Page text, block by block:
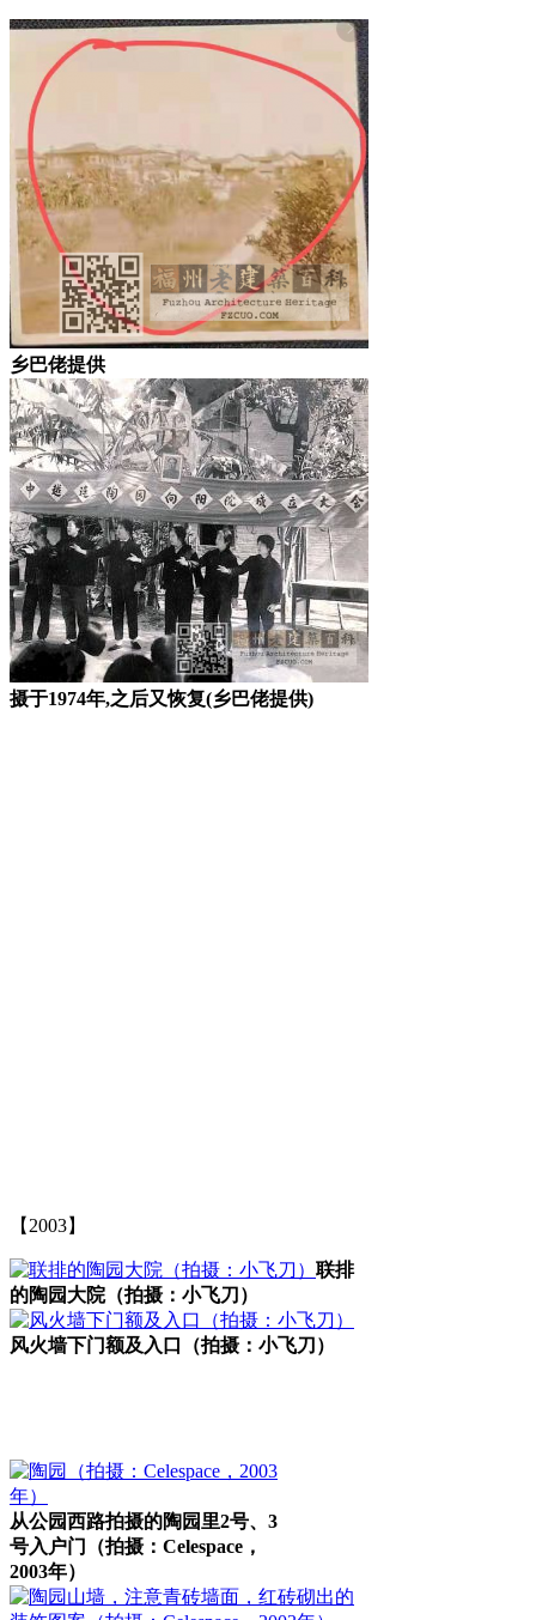
乡巴佬提供
摄于1974年,之后又恢复(乡巴佬提供)
【2003】
联排
的陶园大院（拍摄：小飞刀）
风火墙下门额及入口（拍摄：小飞刀）
从公园西路拍摄的陶园里2号、3
号入户门（拍摄：Celespace，
2003年）